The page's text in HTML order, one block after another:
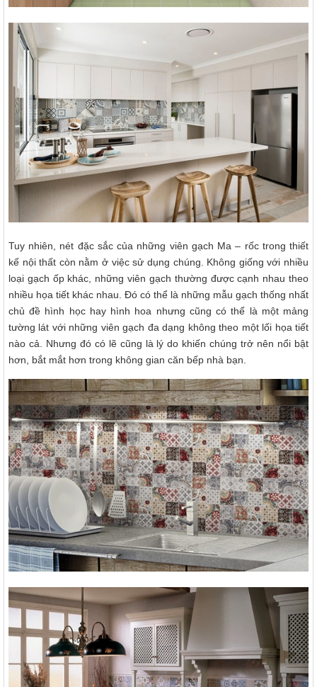
Tuy nhiên, nét đặc sắc của những viên gạch Ma – rốc trong thiết
kế nội thất còn nằm ở việc sử dụng chúng. Không giống với nhiều
loại gạch ốp khác, những viên gạch thường được cạnh nhau theo
nhiều họa tiết khác nhau. Đó có thể là những mẫu gạch thống nhất
chủ đề hình học hay hình hoa nhưng cũng có thể là một mảng
tường lát với những viên gạch đa dạng không theo một lối họa tiết
nào cả. Nhưng đó có lẽ cũng là lý do khiến chúng trở nên nổi bật
hơn, bắt mắt hơn trong không gian căn bếp nhà bạn.